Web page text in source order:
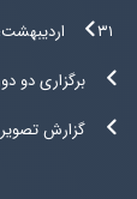
۳۱ اردیبهشت؛ آخرین مهلت ثبت‌نام در مسابقات...
برگزاری دو
گزارش